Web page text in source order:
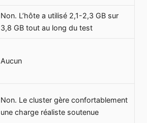
Non. L’hôte a utilisé 2,1-2,3 GB sur
3,8 GB tout au long du test
Aucun
Non. Le cluster gère confortablement
une charge réaliste soutenue